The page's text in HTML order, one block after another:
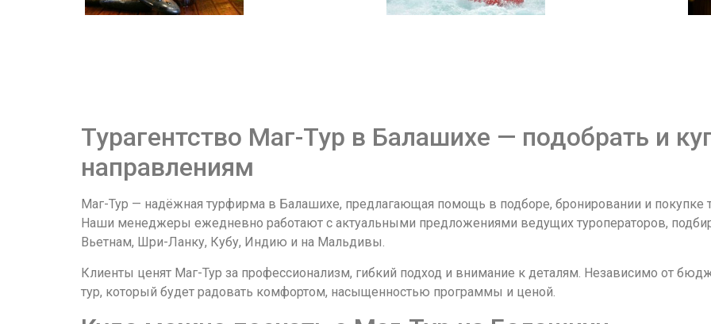
Турагентство Маг-Тур в Балашихе — подобрать и
направлениям
Маг-Тур — надёжная турфирма в Балашихе, предлагающая помощь в подборе, бронировании и покупке
Наши менеджеры ежедневно работают с актуальными предложениями ведущих туроператоров,
Вьетнам, Шри-Ланку, Кубу, Индию и на Мальдивы.
Клиенты ценят Маг-Тур за профессионализм, гибкий подход и внимание к деталям. Независимо от
тур, который будет радовать комфортом, насыщенностью программы и ценой.